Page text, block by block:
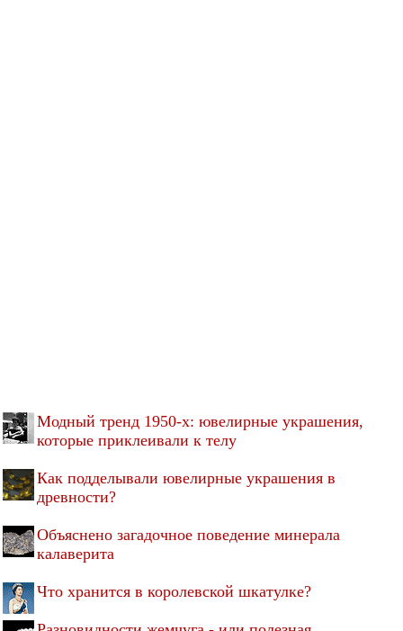
Модный тренд 1950-х: ювелирные украшения,
которые приклеивали к телу
Как подделывали ювелирные украшения в
древности?
Объяснено загадочное поведение минерала
калаверита
Что хранится в королевской шкатулке?